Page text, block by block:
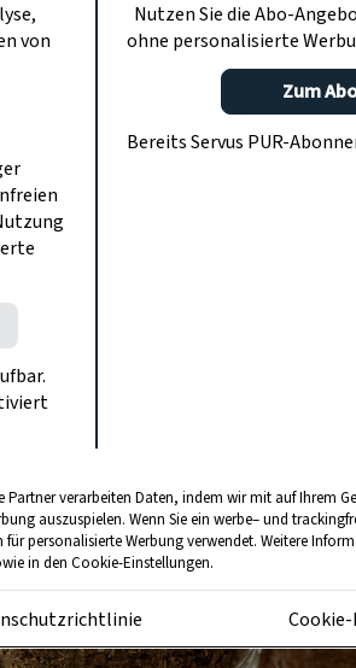
von
Nutzen Sie die Abo-
ohne personalisierte
Zum
Bereits Servus PUR-
Partner verarbeiten Daten, indem wir mit auf Ihrem
auszuspielen. Wenn Sie ein werbe– und
personalisierte Werbung verwendet. Weitere
in den Cookie-Einstellungen.